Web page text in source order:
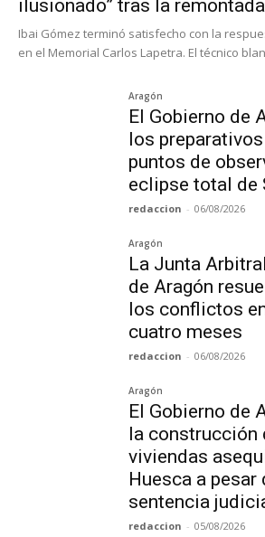
ilusionado” tras la
Ibai Gómez terminó satisfecho con la
en el Memorial Carlos Lapetra. El técnico
Aragón
El Gobierno de
los
puntos de
eclipse total de
redaccion - 06/08/2026
Aragón
La Junta
de Aragón
los conflictos
cuatro meses
redaccion - 06/08/2026
Aragón
El Gobierno de
la construcción
viviendas
Huesca a pesar
sentencia
redaccion - 05/08/2026